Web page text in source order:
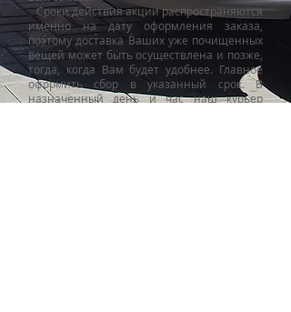
Сроки действия акции распространяются
именно на дату оформления заказа,
поэтому доставка Ваших уже почищенных
вещей может быть осуществлена и позже,
тогда, когда Вам будет удобнее. Главное
оформить сбор в указанный срок. В
назначенный день и час наш курьер